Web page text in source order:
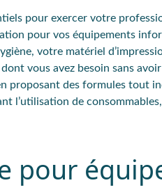
pour exercer votre
pour vos équipements
votre matériel
vous avez besoin sans
proposant des formules tout
l’utilisation de
pour